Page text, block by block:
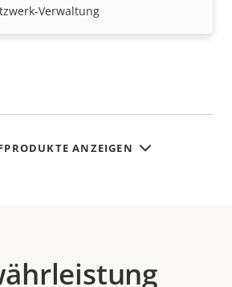
Verwaltung
ANZEIGEN